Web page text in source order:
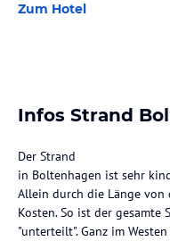
Zum Hotel
Infos Strand
Der Strand
in Boltenhagen ist sehr
Allein durch die Länge von
Kosten. So ist der gesamte
"unterteilt". Ganz im